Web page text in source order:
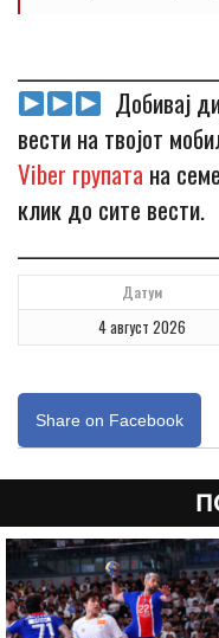
Добивај
вести на твојот
Viber групата на
клик до сите вести.
Датум
4 август 2026
Share on Facebook